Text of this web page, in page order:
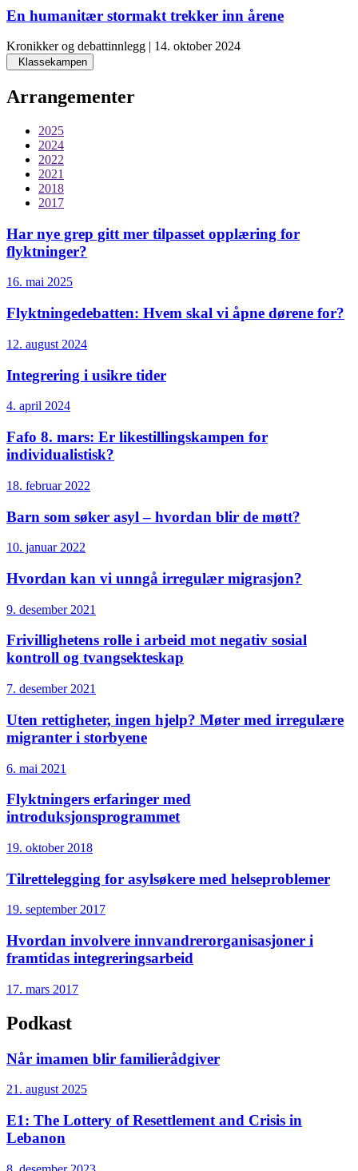
En humanitær stormakt trekker inn årene
Kronikker og debattinnlegg | 14. oktober 2024
Klassekampen
Arrangementer
2025
2024
2022
2021
2018
2017
Har nye grep gitt mer tilpasset opplæring for
flyktninger?
16. mai 2025
Flyktningedebatten: Hvem skal vi åpne dørene for?
12. august 2024
Integrering i usikre tider
4. april 2024
Fafo 8. mars: Er likestillingskampen for
individualistisk?
18. februar 2022
Barn som søker asyl – hvordan blir de møtt?
10. januar 2022
Hvordan kan vi unngå irregulær migrasjon?
9. desember 2021
Frivillighetens rolle i arbeid mot negativ sosial
kontroll og tvangsekteskap
7. desember 2021
Uten rettigheter, ingen hjelp? Møter med irregulære
migranter i storbyene
6. mai 2021
Flyktningers erfaringer med
introduksjonsprogrammet
19. oktober 2018
Tilrettelegging for asylsøkere med helseproblemer
19. september 2017
Hvordan involvere innvandrerorganisasjoner i
framtidas integreringsarbeid
17. mars 2017
Podkast
Når imamen blir familierådgiver
21. august 2025
E1: The Lottery of Resettlement and Crisis in
Lebanon